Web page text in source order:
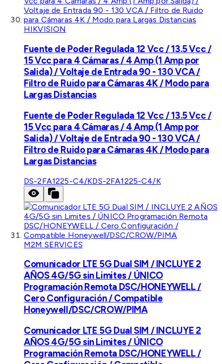
HIKVISION
Fuente de Poder Regulada 12 Vcc / 13.5 Vcc /
15 Vcc para 4 Cámaras / 4 Amp (1 Amp por
Salida) / Voltaje de Entrada 90 - 130 VCA /
Filtro de Ruido para Cámaras 4K / Modo para
Largas Distancias
Fuente de Poder Regulada 12 Vcc / 13.5 Vcc /
15 Vcc para 4 Cámaras / 4 Amp (1 Amp por
Salida) / Voltaje de Entrada 90 - 130 VCA /
Filtro de Ruido para Cámaras 4K / Modo para
Largas Distancias
DS-2FA1225-C4/KDS-2FA1225-C4/K
M2M SERVICES
Comunicador LTE 5G Dual SIM / INCLUYE 2
AÑOS 4G/5G sin Limites / ÚNICO
Programación Remota DSC/HONEYWELL /
Cero Configuración / Compatible
Honeywell/DSC/CROW/PIMA
Comunicador LTE 5G Dual SIM / INCLUYE 2
AÑOS 4G/5G sin Limites / ÚNICO
Programación Remota DSC/HONEYWELL /